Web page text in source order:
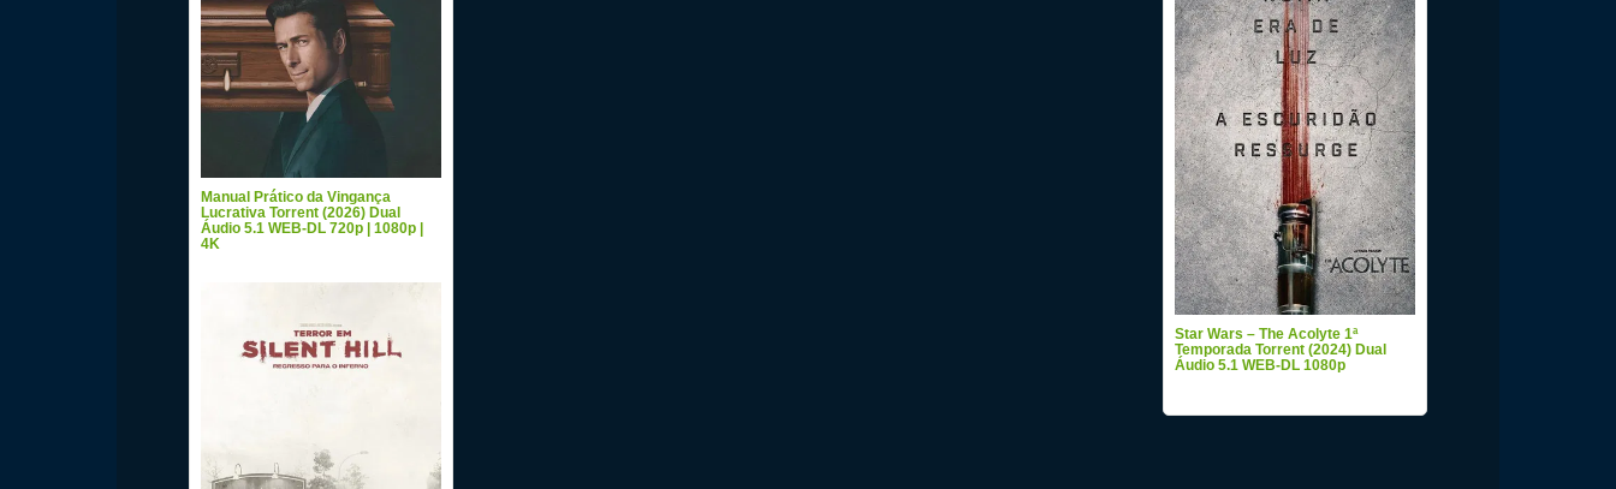
Manual Prático da Vingança
Lucrativa Torrent (2026) Dual
Áudio 5.1 WEB-DL 720p | 1080p |
4K
Star Wars – The Acolyte 1ª
Temporada Torrent (2024) Dual
Áudio 5.1 WEB-DL 1080p